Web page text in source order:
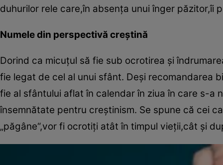
duhurilor rele care,în absenţa unui înger păzitor,îi
Numele din perspectivă creştină
Dorind ca micuţul să fie sub ocrotirea şi
fie legat de cel al unui sfânt. Deşi recomandarea
fie al sfântului aflat în calendar în ziua în care s-a
însemnătate pentru creştinism. Se spune că cei
„păgâne“,vor fi ocrotiţi atât în timpul vieţii,cât şi